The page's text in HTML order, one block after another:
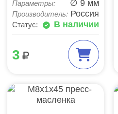
Параметры: ∅ 9 мм
Производитель: Россия
Статус: В наличии
3